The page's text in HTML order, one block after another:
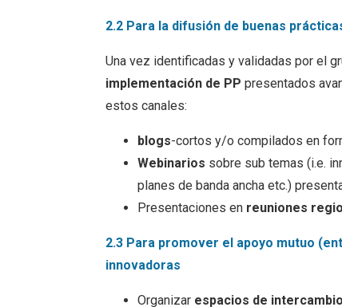
2.2 Para la difusión de buenas
Una vez identificadas y validadas por el
implementación de PP presentados
estos canales:
blogs-cortos y/o compilados en
Webinarios sobre sub temas (i.e.
planes de banda ancha etc.)
Presentaciones en reuniones
2.3 Para promover el apoyo mutuo
innovadoras
Organizar espacios de intercambio